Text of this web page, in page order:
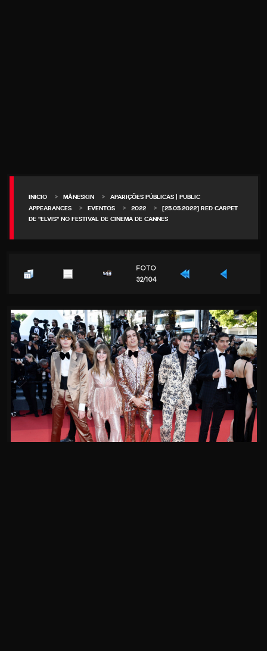
INICIO > MÅNESKIN >
APARIÇÕES PÚBLICAS | PUBLIC
APPEARANCES
> EVENTOS > 2022 >
[25.05.2022] RED CARPET
DE "ELVIS" NO FESTIVAL DE CINEMA DE CANNES
FOTO
32/104